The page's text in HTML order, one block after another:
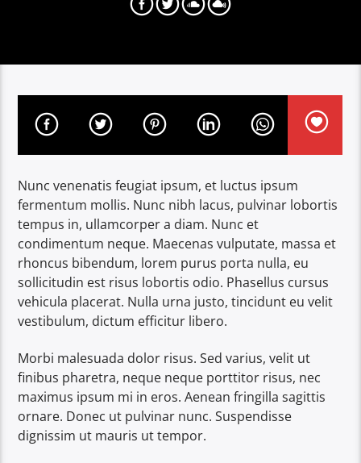
Nunc venenatis feugiat ipsum, et luctus ipsum
fermentum mollis. Nunc nibh lacus, pulvinar lobortis
tempus in, ullamcorper a diam. Nunc et
condimentum neque. Maecenas vulputate, massa et
rhoncus bibendum, lorem purus porta nulla, eu
sollicitudin est risus lobortis odio. Phasellus cursus
vehicula placerat. Nulla urna justo, tincidunt eu velit
vestibulum, dictum efficitur libero.
Morbi malesuada dolor risus. Sed varius, velit ut
finibus pharetra, neque neque porttitor risus, nec
maximus ipsum mi in eros. Aenean fringilla sagittis
ornare. Donec ut pulvinar nunc. Suspendisse
dignissim ut mauris ut tempor.